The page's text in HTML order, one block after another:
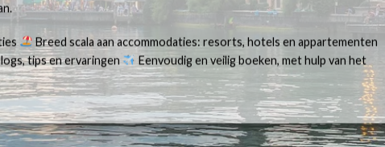
Breed scala aan accommodaties: resorts, hotels en appartementen
tips en ervaringen
Eenvoudig en veilig boeken, met hulp van het